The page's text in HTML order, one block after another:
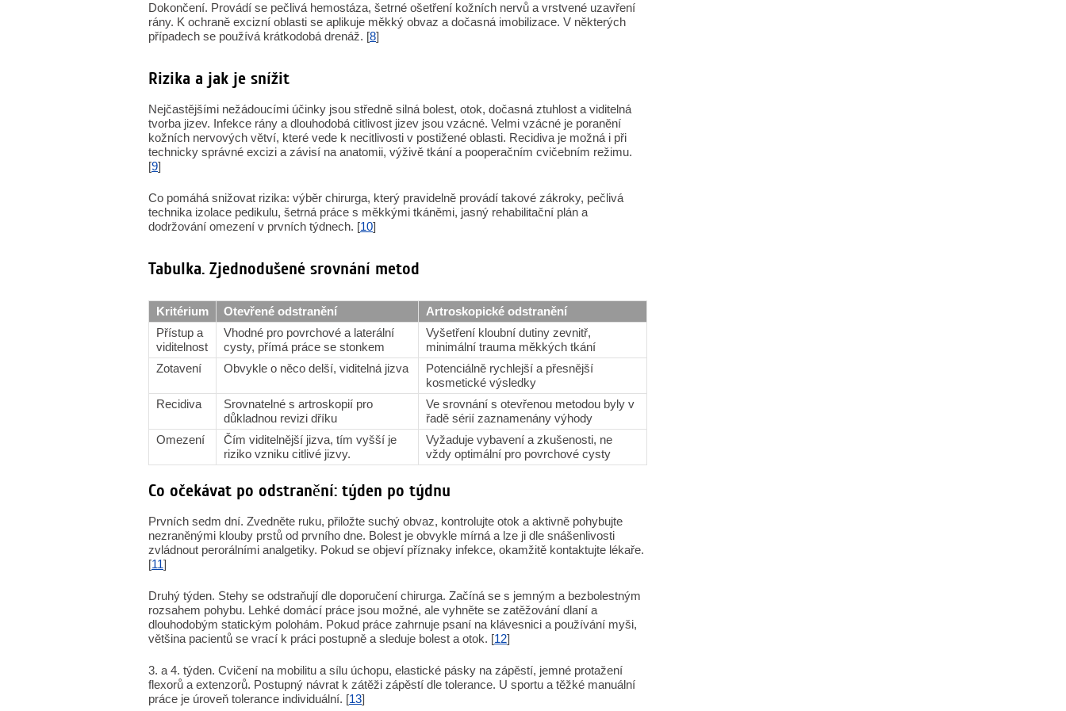
Dokončení. Provádí se pečlivá hemostáza, šetrné ošetření kožních nervů a vrstvené uzavření
rány. K ochraně excizní oblasti se aplikuje měkký obvaz a dočasná imobilizace. V některých
případech se používá krátkodobá drenáž. [8]
Rizika a jak je snížit
Nejčastějšími nežádoucími účinky jsou středně silná bolest, otok, dočasná ztuhlost a viditelná
tvorba jizev. Infekce rány a dlouhodobá citlivost jizev jsou vzácné. Velmi vzácné je poranění
kožních nervových větví, které vede k necitlivosti v postižené oblasti. Recidiva je možná i při
technicky správné excizi a závisí na anatomii, výživě tkání a pooperačním cvičebním režimu.
[9]
Co pomáhá snižovat rizika: výběr chirurga, který pravidelně provádí takové zákroky, pečlivá
technika izolace pedikulu, šetrná práce s měkkými tkáněmi, jasný rehabilitační plán a
dodržování omezení v prvních týdnech. [10]
Tabulka. Zjednodušené srovnání metod
Kritérium Otevřené odstranění
Artroskopické odstranění
Přístup a
viditelnost
Vhodné pro povrchové a laterální
cysty, přímá práce se stonkem
Vyšetření kloubní dutiny zevnitř,
minimální trauma měkkých tkání
Zotavení
Obvykle o něco delší, viditelná jizva
Potenciálně rychlejší a přesnější
kosmetické výsledky
Recidiva
Srovnatelné s artroskopií pro
důkladnou revizi dříku
Ve srovnání s otevřenou metodou byly v
řadě sérií zaznamenány výhody
Omezení
Čím viditelnější jizva, tím vyšší je
riziko vzniku citlivé jizvy.
Vyžaduje vybavení a zkušenosti, ne
vždy optimální pro povrchové cysty
Co očekávat po odstranění: týden po týdnu
Prvních sedm dní. Zvedněte ruku, přiložte suchý obvaz, kontrolujte otok a aktivně pohybujte
nezraněnými klouby prstů od prvního dne. Bolest je obvykle mírná a lze ji dle snášenlivosti
zvládnout perorálními analgetiky. Pokud se objeví příznaky infekce, okamžitě kontaktujte lékaře.
[11]
Druhý týden. Stehy se odstraňují dle doporučení chirurga. Začíná se s jemným a bezbolestným
rozsahem pohybu. Lehké domácí práce jsou možné, ale vyhněte se zatěžování dlaní a
dlouhodobým statickým polohám. Pokud práce zahrnuje psaní na klávesnici a používání myši,
většina pacientů se vrací k práci postupně a sleduje bolest a otok. [12]
3. a 4. týden. Cvičení na mobilitu a sílu úchopu, elastické pásky na zápěstí, jemné protažení
flexorů a extenzorů. Postupný návrat k zátěži zápěstí dle tolerance. U sportu a těžké manuální
práce je úroveň tolerance individuální. [13]